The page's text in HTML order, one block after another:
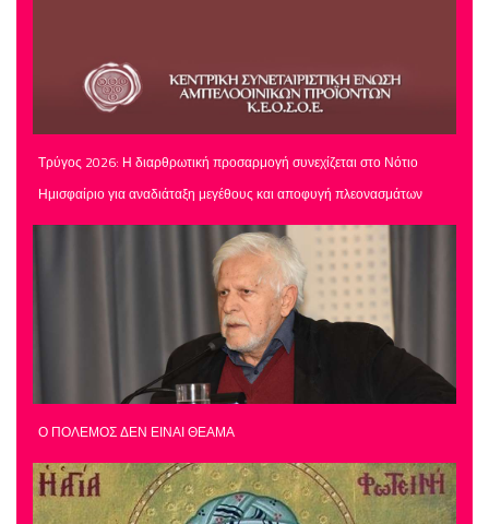
Τρύγος 2026: Η διαρθρωτική προσαρμογή συνεχίζεται στο Νότιο
Ημισφαίριο για αναδιάταξη μεγέθους και αποφυγή πλεονασμάτων
Ο ΠΟΛΕΜΟΣ ΔΕΝ ΕΙΝΑΙ ΘΕΑΜΑ